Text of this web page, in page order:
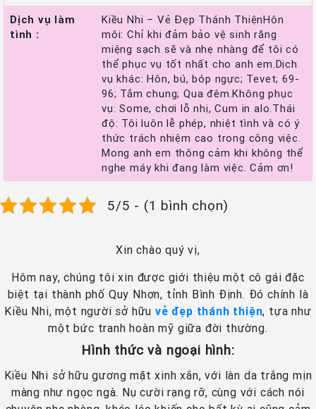
Dịch vụ làm
tình :
Kiều Nhi – Vẻ Đẹp Thánh ThiệnHôn
môi: Chỉ khi đảm bảo vệ sinh răng
miệng sạch sẽ và nhẹ nhàng để tôi có
thể phục vụ tốt nhất cho anh em.Dịch
vụ khác: Hôn, bú, bóp ngực; Tevet; 69-
96; Tắm chung; Qua đêm.Không phục
vụ: Some, chơi lỗ nhị, Cum in alo.Thái
độ: Tôi luôn lễ phép, nhiệt tình và có ý
thức trách nhiệm cao trong công việc.
Mong anh em thông cảm khi không thể
nghe máy khi đang làm việc. Cảm ơn!
5/5 - (1 bình chọn)
Xin chào quý vị,
Hôm nay, chúng tôi xin được giới thiệu một cô gái đặc
biệt tại thành phố Quy Nhơn, tỉnh Bình Định. Đó chính là
Kiều Nhi, một người sở hữu vẻ đẹp thánh thiện, tựa như
một bức tranh hoàn mỹ giữa đời thường.
Hình thức và ngoại hình:
Kiều Nhi sở hữu gương mặt xinh xắn, với làn da trắng mịn
màng như ngọc ngà. Nụ cười rạng rỡ, cùng với cách nói